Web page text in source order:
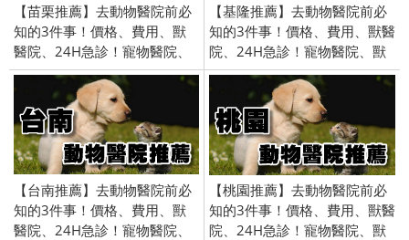
【苗栗推薦】去動物醫院前必
知的3件事！價格、費用、獸
醫院、24H急診！寵物醫院、
獸醫、貓醫院、狗醫院
【基隆推薦】去動物醫院前必
知的3件事！價格、費用、獸醫
院、24H急診！寵物醫院、獸
醫、貓醫院、狗醫院
【台南推薦】去動物醫院前必
知的3件事！價格、費用、獸
醫院、24H急診！寵物醫院、
【桃園推薦】去動物醫院前必
知的3件事！價格、費用、獸醫
院、24H急診！寵物醫院、獸